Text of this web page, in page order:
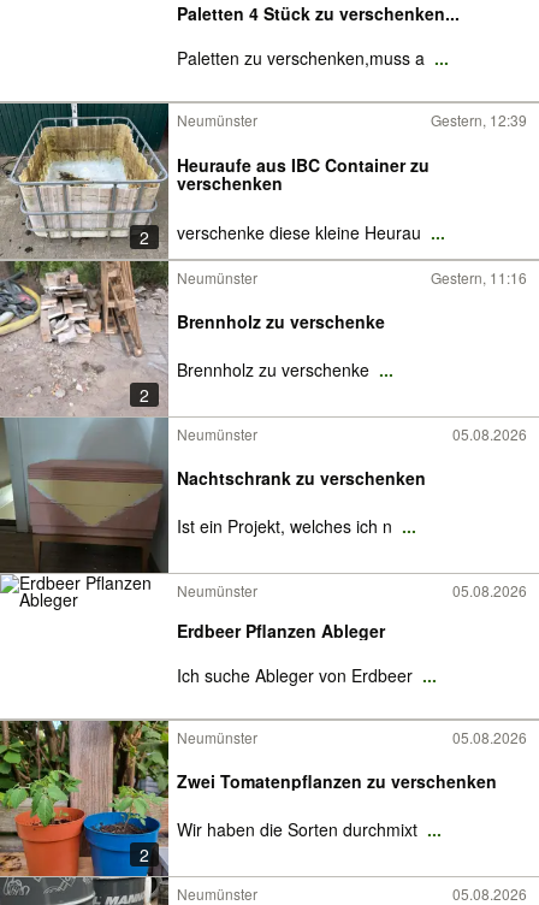
Paletten 4 Stück zu verschenken...
Paletten zu verschenken,muss a ...
2
Neumünster Gestern, 12:39
Heuraufe aus IBC Container zu
verschenken
verschenke diese kleine Heurau ...
2
Neumünster Gestern, 11:16
Brennholz zu verschenke
Brennholz zu verschenke ...
Neumünster 05.08.2026
Nachtschrank zu verschenken
Ist ein Projekt, welches ich n ...
Neumünster 05.08.2026
Erdbeer Pflanzen Ableger
Ich suche Ableger von Erdbeer ...
2
Neumünster 05.08.2026
Zwei Tomatenpflanzen zu verschenken
Wir haben die Sorten durchmixt ...
Neumünster 05.08.2026